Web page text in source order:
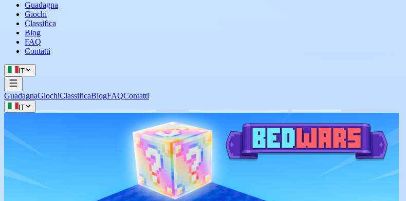
Guadagna
Giochi
Classifica
Blog
FAQ
Contatti
IT
GuadagnaGiochiClassificaBlogFAQContatti
IT